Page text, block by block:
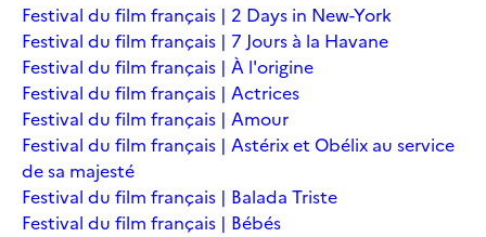
Festival du film français | 2 Days in New-York
Festival du film français | 7 Jours à la Havane
Festival du film français | À l'origine
Festival du film français | Actrices
Festival du film français | Amour
Festival du film français | Astérix et Obélix au service
de sa majesté
Festival du film français | Balada Triste
Festival du film français | Bébés